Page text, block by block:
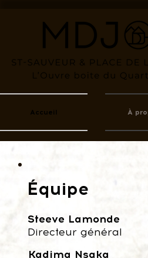
Accueil À
Équipe
Steeve Lamonde
Directeur général
Kadima Nsaka